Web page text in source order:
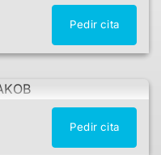
Pedir cita
Pedir cita